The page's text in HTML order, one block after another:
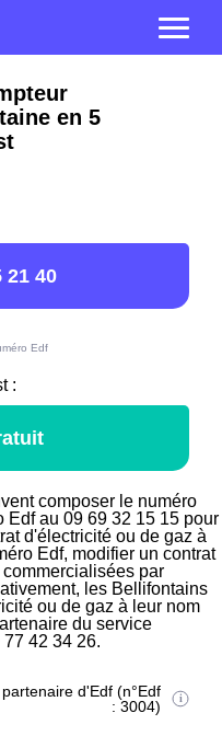
en 5
21 40
Edf
:
composer le numéro
Edf au 09 69 32 15 15 pour
d'électricité ou de gaz à
Edf, modifier un contrat
par
les Bellifontains
ou de gaz à leur nom
du service
42 34 26.
d'Edf (n°Edf
: 3004)